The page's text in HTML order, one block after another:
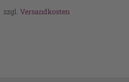
zzgl. Versandkosten